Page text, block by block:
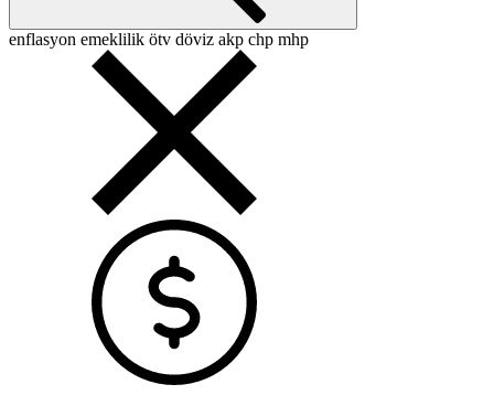
enflasyon emeklilik ötv döviz akp chp mhp